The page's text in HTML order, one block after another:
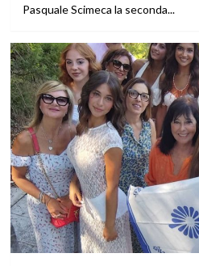
Pasquale Scimeca la seconda...